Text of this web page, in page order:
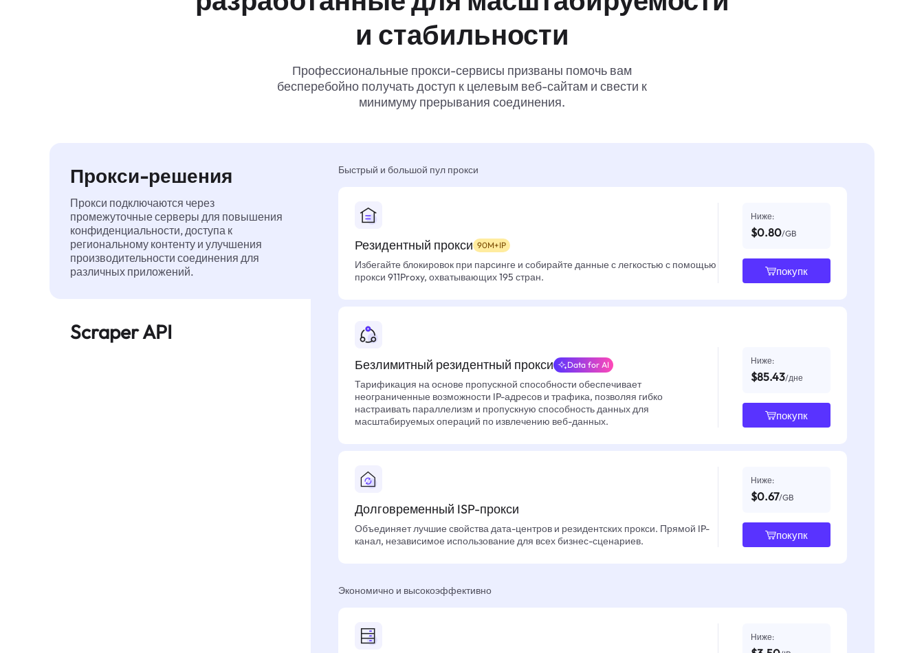
и стабильности
Профессиональные прокси-сервисы призваны помочь вам
бесперебойно получать доступ к целевым веб-сайтам и свести к
минимуму прерывания соединения.
Прокси-решения
Прокси подключаются через
промежуточные серверы для повышения
конфиденциальности, доступа к
региональному контенту и улучшения
производительности соединения для
различных приложений.
Scraper API
Быстрый и большой пул прокси
Резидентный прокси 90M+IP
Избегайте блокировок при парсинге и собирайте данные с легкостью с помощью
прокси 911Proxy, охватывающих 195 стран.
Ниже:
$0.80/GB
покупк
Безлимитный резидентный прокси Data for AI
Тарификация на основе пропускной способности обеспечивает
неограниченные возможности IP-адресов и трафика, позволяя гибко
настраивать параллелизм и пропускную способность данных для
масштабируемых операций по извлечению веб-данных.
Ниже:
$85.43/дне
покупк
Долговременный ISP-прокси
Объединяет лучшие свойства дата-центров и резидентских прокси. Прямой IP-
канал, независимое использование для всех бизнес-сценариев.
Ниже:
$0.67/GB
покупк
Экономично и высокоэффективно
Ниже: